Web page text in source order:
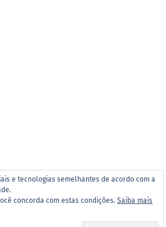
e tecnologias semelhantes de acordo com a
concorda com estas condições.Saiba mais